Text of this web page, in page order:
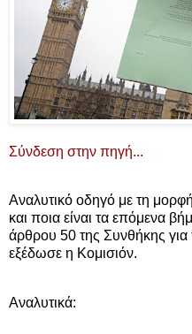
Σύνδεση στην πηγή...
Aναλυτικό οδηγό με τη
και ποια είναι τα επόμενα
άρθρου 50 της Συνθήκης
εξέδωσε η Κομισιόν.
Αναλυτικά: